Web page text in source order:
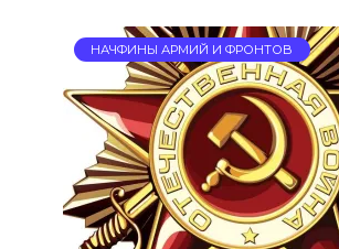
НАЧФИНЫ АРМИЙ И ФРОНТОВ